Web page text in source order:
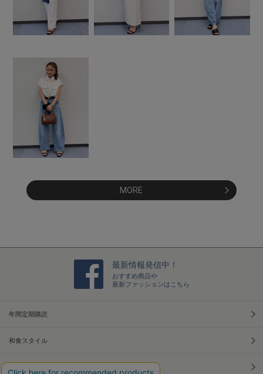
MORE
最新情報発信中！
おすすめ商品や
最新ファッションはこちら
年間定期購読
和食スタイル